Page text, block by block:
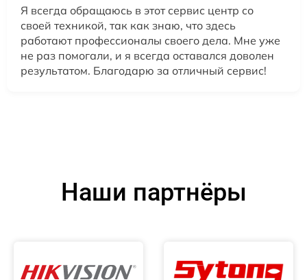
Я всегда обращаюсь в этот сервис центр со
своей техникой, так как знаю, что здесь
работают профессионалы своего дела. Мне уже
не раз помогали, и я всегда оставался доволен
результатом. Благодарю за отличный сервис!
Наши партнёры